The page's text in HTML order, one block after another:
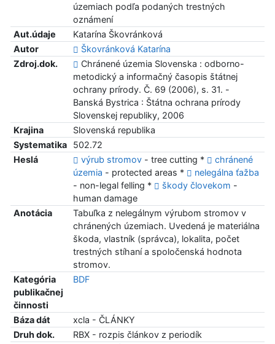
územiach podľa podaných trestných
oznámení
Aut.údaje
Katarína Škovránková
Autor
Škovránková Katarína
Zdroj.dok.
Chránené územia Slovenska : odborno-
metodický a informačný časopis štátnej
ochrany prírody. Č. 69 (2006), s. 31. -
Banská Bystrica : Štátna ochrana prírody
Slovenskej republiky, 2006
Krajina
Slovenská republika
Systematika
502.72
Heslá
výrub stromov- tree cutting *
chránené
územia - protected areas *
nelegálna ťažba
- non-legal felling *
škody človekom -
human damage
Anotácia
Tabuľka z nelegálnym výrubom stromov v
chránených územiach. Uvedená je materiálna
škoda, vlastník (správca), lokalita, počet
trestných stíhaní a spoločenská hodnota
stromov.
Kategória
publikačnej
činnosti
BDF
Báza dát
xcla - ČLÁNKY
Druh dok.
RBX - rozpis článkov z periodík